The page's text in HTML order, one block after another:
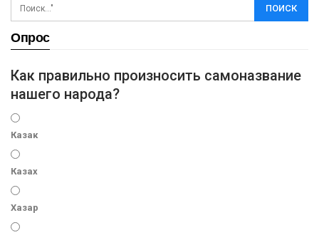
Опрос
Как правильно произносить самоназвание
нашего народа?
Казак
Казах
Хазар